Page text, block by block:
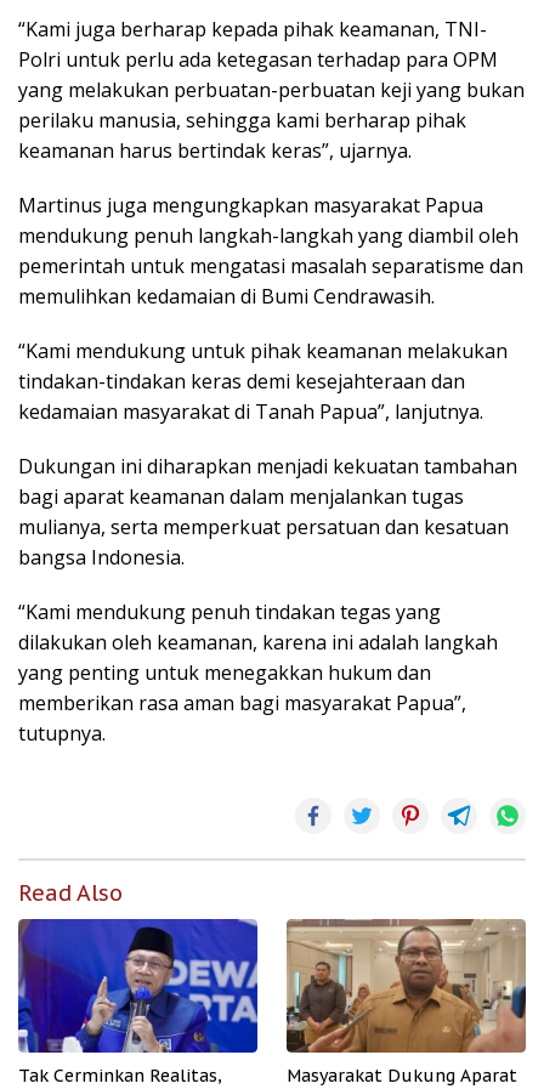
“Kami juga berharap kepada pihak keamanan, TNI-
Polri untuk perlu ada ketegasan terhadap para OPM
yang melakukan perbuatan-perbuatan keji yang bukan
perilaku manusia, sehingga kami berharap pihak
keamanan harus bertindak keras”, ujarnya.
Martinus juga mengungkapkan masyarakat Papua
mendukung penuh langkah-langkah yang diambil oleh
pemerintah untuk mengatasi masalah separatisme dan
memulihkan kedamaian di Bumi Cendrawasih.
“Kami mendukung untuk pihak keamanan melakukan
tindakan-tindakan keras demi kesejahteraan dan
kedamaian masyarakat di Tanah Papua”, lanjutnya.
Dukungan ini diharapkan menjadi kekuatan tambahan
bagi aparat keamanan dalam menjalankan tugas
mulianya, serta memperkuat persatuan dan kesatuan
bangsa Indonesia.
“Kami mendukung penuh tindakan tegas yang
dilakukan oleh keamanan, karena ini adalah langkah
yang penting untuk menegakkan hukum dan
memberikan rasa aman bagi masyarakat Papua”,
tutupnya.
Read Also
Tak Cerminkan Realitas,
Masyarakat Dukung Aparat